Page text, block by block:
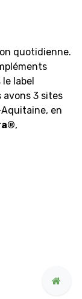
quotidienne.
label
avons 3 sites
en
®,